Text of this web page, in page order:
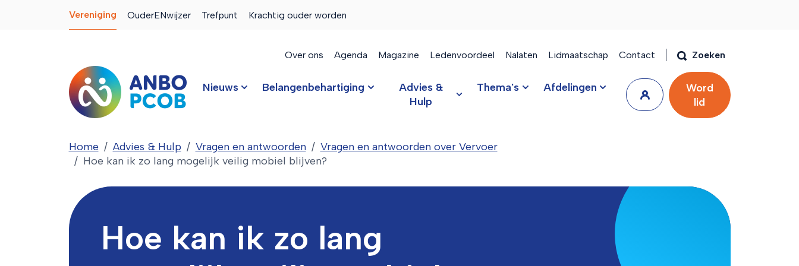
Vereniging OuderENwijzer Trefpunt Krachtig ouder worden
Over ons Agenda Magazine Ledenvoordeel Nalaten Lidmaatschap Contact Zoeken
Nieuws Belangenbehartiging
Advies &
Hulp
Thema's Afdelingen
Word
lid
Home Advies & Hulp Vragen en antwoorden
Vragen en antwoorden over Vervoer
Hoe kan ik zo lang mogelijk veilig mobiel blijven?
Hoe kan ik zo lang